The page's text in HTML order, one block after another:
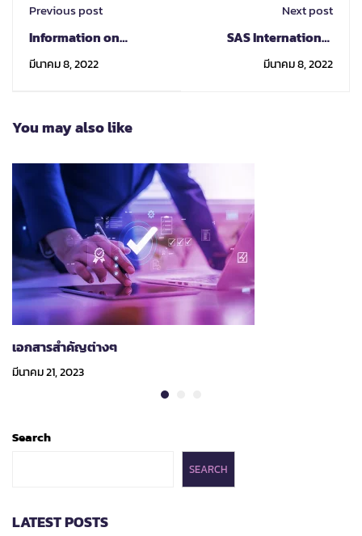
Previous post
Information on
Japanese government
scholarship (Nara
มีนาคม 8, 2022
Next post
SAS International
มีนาคม 8, 2022
You may also like
เอกสารสำคัญต่างๆ
มีนาคม 21, 2023
Search
SEARCH
LATEST POSTS